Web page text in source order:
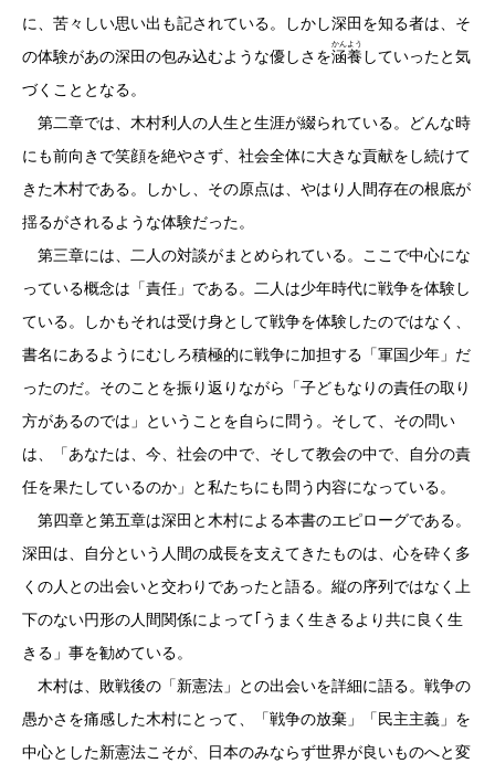
に、苦々しい思い出も記されている。しかし深田を知る者は、そ
の体験があの深田の包み込むような優しさを涵
かん
養
よう
していったと気
づくこととなる。
第二章では、木村利人の人生と生涯が綴られている。どんな時
にも前向きで笑顔を絶やさず、社会全体に大きな貢献をし続けて
きた木村である。しかし、その原点は、やはり人間存在の根底が
揺るがされるような体験だった。
第三章には、二人の対談がまとめられている。ここで中心にな
っている概念は「責任」である。二人は少年時代に戦争を体験し
ている。しかもそれは受け身として戦争を体験したのではなく、
書名にあるようにむしろ積極的に戦争に加担する「軍国少年」だ
ったのだ。そのことを振り返りながら「子どもなりの責任の取り
方があるのでは」ということを自らに問う。そして、その問い
は、「あなたは、今、社会の中で、そして教会の中で、自分の責
任を果たしているのか」と私たちにも問う内容になっている。
第四章と第五章は深田と木村による本書のエピローグである。
深田は、自分という人間の成長を支えてきたものは、心を砕く多
くの人との出会いと交わりであったと語る。縦の序列ではなく上
下のない円形の人間関係によって｢うまく生きるより共に良く生
きる」事を勧めている。
木村は、敗戦後の「新憲法」との出会いを詳細に語る。戦争の
愚かさを痛感した木村にとって、「戦争の放棄」「民主主義」を
中心とした新憲法こそが、日本のみならず世界が良いものへと変